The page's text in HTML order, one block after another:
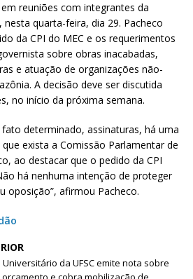
reuniões com integrantes da
quarta-feira, dia 29. Pacheco
da CPI do MEC e os requerimentos
sobre obras inacabadas,
e atuação de organizações não-
A decisão deve ser discutida
no início da próxima semana.
determinado, assinaturas, há uma
exista a Comissão Parlamentar de
ao destacar que o pedido da CPI
há nenhuma intenção de proteger
oposição”, afirmou Pacheco.
da UFSC emite nota sobre